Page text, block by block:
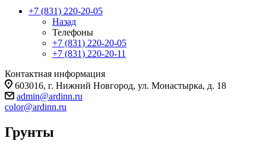
+7 (831) 220-20-05
Назад
Телефоны
+7 (831) 220-20-05
+7 (831) 220-20-11
Контактная информация
603016, г. Нижний Новгород, ул. Монастырка, д. 18
admin@ardinn.ru
color@ardinn.ru
Грунты